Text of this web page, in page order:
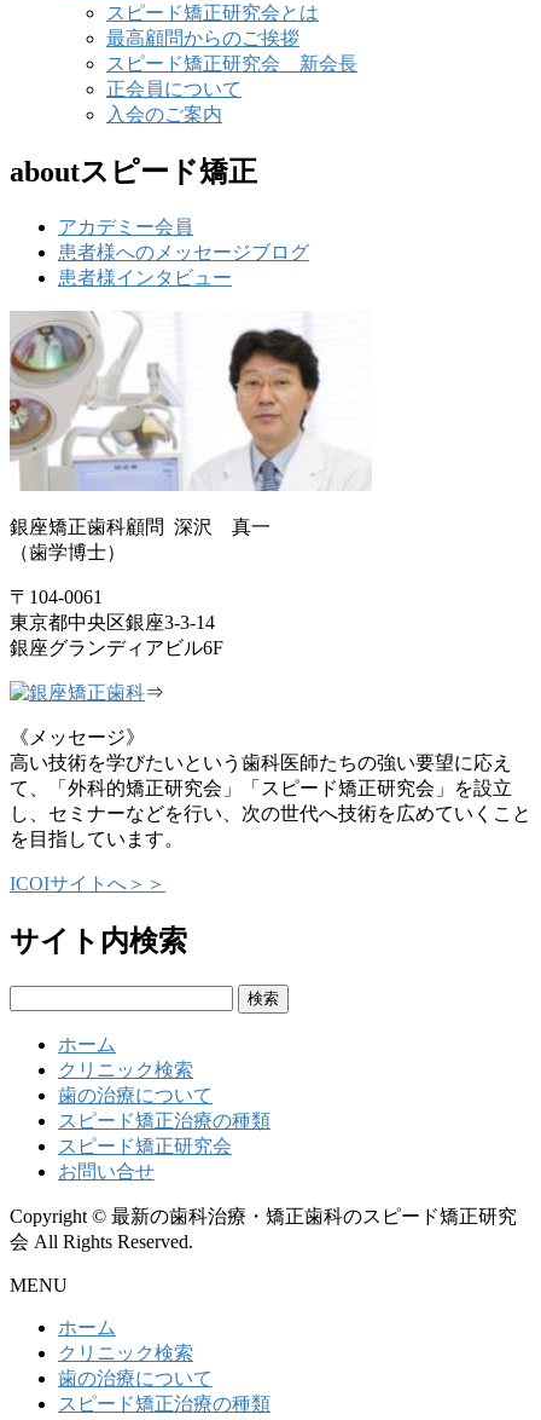
スピード矯正研究会とは
最高顧問からのご挨拶
スピード矯正研究会 新会長
正会員について
入会のご案内
aboutスピード矯正
アカデミー会員
患者様へのメッセージブログ
患者様インタビュー
銀座矯正歯科顧問 深沢 真一
（歯学博士）
〒104-0061
東京都中央区銀座3-3-14
銀座グランディアビル6F
⇒
《メッセージ》
高い技術を学びたいという歯科医師たちの強い要望に応え
て、「外科的矯正研究会」「スピード矯正研究会」を設立
し、セミナーなどを行い、次の世代へ技術を広めていくこと
を目指しています。
ICOIサイトへ＞＞
サイト内検索
ホーム
クリニック検索
歯の治療について
スピード矯正治療の種類
スピード矯正研究会
お問い合せ
Copyright © 最新の歯科治療・矯正歯科のスピード矯正研究
会 All Rights Reserved.
MENU
ホーム
クリニック検索
歯の治療について
スピード矯正治療の種類